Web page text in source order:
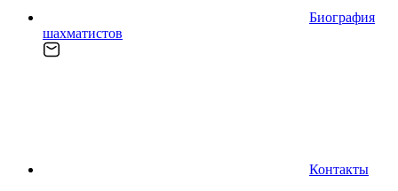
Биография
шахматистов
Контакты